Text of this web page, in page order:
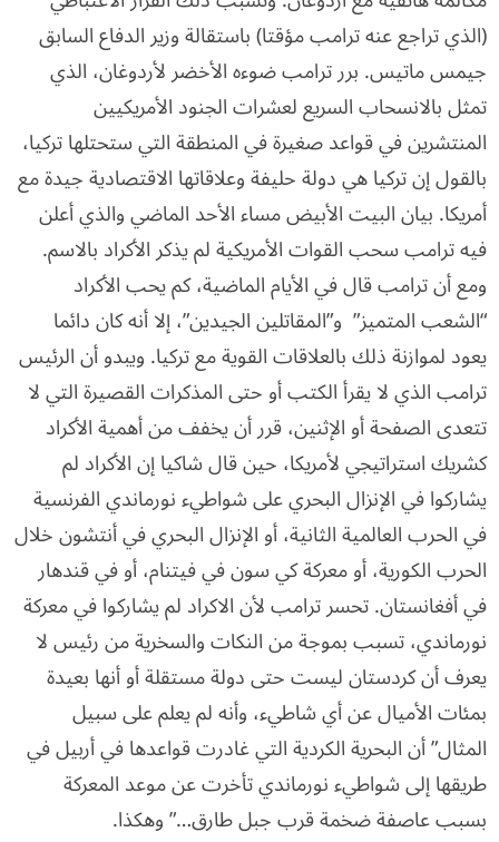
(الذي تراجع عنه ترامب مؤقتا) باستقالة وزير الدفاع السابق
جيمس ماتيس. برر ترامب ضوءه الأخضر لأردوغان، الذي
تمثل بالانسحاب السريع لعشرات الجنود الأمريكيين
المنتشرين في قواعد صغيرة في المنطقة التي ستحتلها تركيا،
بالقول إن تركيا هي دولة حليفة وعلاقاتها الاقتصادية جيدة مع
أمريكا. بيان البيت الأبيض مساء الأحد الماضي والذي أعلن
فيه ترامب سحب القوات الأمريكية لم يذكر الأكراد بالاسم.
ومع أن ترامب قال في الأيام الماضية، كم يحب الأكراد
“الشعب المتميز” و”المقاتلين الجيدين”، إلا أنه كان دائما
يعود لموازنة ذلك بالعلاقات القوية مع تركيا. ويبدو أن الرئيس
ترامب الذي لا يقرأ الكتب أو حتى المذكرات القصيرة التي لا
تتعدى الصفحة أو الإثنين، قرر أن يخفف من أهمية الأكراد
كشريك استراتيجي لأمريكا، حين قال شاكيا إن الأكراد لم
يشاركوا في الإنزال البحري على شواطيء نورماندي الفرنسية
في الحرب العالمية الثانية، أو الإنزال البحري في أنتشون خلال
الحرب الكورية، أو معركة كي سون في فيتنام، أو في قندهار
في أفغانستان. تحسر ترامب لأن الاكراد لم يشاركوا في معركة
نورماندي، تسبب بموجة من النكات والسخرية من رئيس لا
يعرف أن كردستان ليست حتى دولة مستقلة أو أنها بعيدة
بمئات الأميال عن أي شاطيء، وأنه لم يعلم على سبيل
المثال” أن البحرية الكردية التي غادرت قواعدها في أربيل في
طريقها إلى شواطيء نورماندي تأخرت عن موعد المعركة
بسبب عاصفة ضخمة قرب جبل طارق…” وهكذا.